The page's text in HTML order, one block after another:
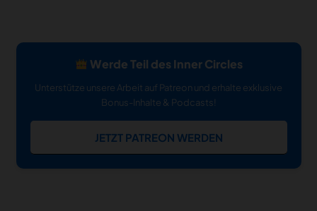
Werde Teil des Inner Circles
Unterstütze unsere Arbeit auf Patreon und erhalte exklusive
Bonus-Inhalte & Podcasts!
JETZT PATREON WERDEN